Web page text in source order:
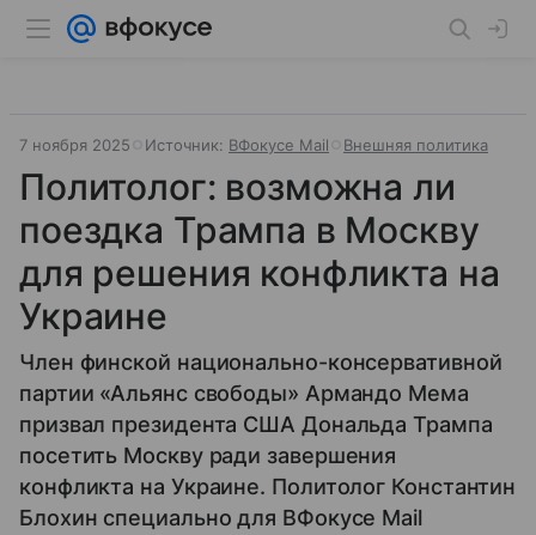
7 ноября 2025 Источник: ВФокусе Mail Внешняя политика
Политолог: возможна ли
поездка Трампа в Москву
для решения конфликта на
Украине
Член финской национально-консервативной
партии «Альянс свободы» Армандо Мема
призвал президента США Дональда Трампа
посетить Москву ради завершения
конфликта на Украине. Политолог Константин
Блохин специально для ВФокусе Mail